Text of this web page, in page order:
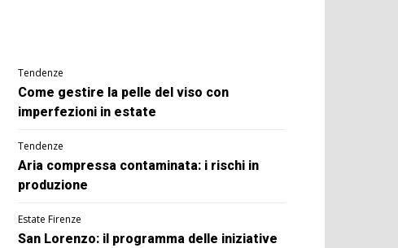
Tendenze
Come gestire la pelle del viso con
imperfezioni in estate
Tendenze
Aria compressa contaminata: i rischi in
produzione
Estate Firenze
San Lorenzo: il programma delle iniziative